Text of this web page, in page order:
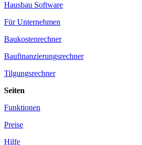
Hausbau Software
Für Unternehmen
Baukostenrechner
Baufinanzierungsrechner
Tilgungsrechner
Seiten
Funktionen
Preise
Hilfe